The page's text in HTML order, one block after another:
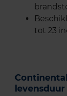
tot 23
Continental
levensduur